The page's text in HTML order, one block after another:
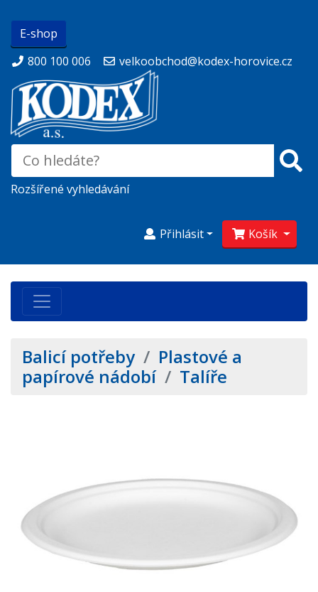
E-shop
800 100 006
velkoobchod@kodex-horovice.cz
Rozšířené vyhledávání
Košík
Přihlásit
Balicí potřeby/ Plastové a
papírové nádobí/ Talíře